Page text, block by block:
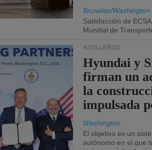
Bruselas/Washington
Satisfacción de
Mundial de
ASTILLEROS
Hyundai y
firman un
la
impulsada
Washington
El objetivo es un
autónomo en el que